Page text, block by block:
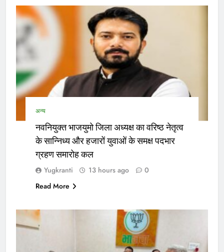
अन्य
नवनियुक्त भाजयुमो जिला अध्यक्ष का वरिष्ठ नेतृत्व
के सान्निध्य और हजारों युवाओं के समक्ष पदभार
ग्रहण समारोह कल
Yugkranti 13 hours ago
0
Read More